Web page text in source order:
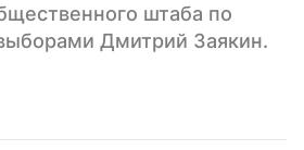
штаба по
Дмитрий Заякин.